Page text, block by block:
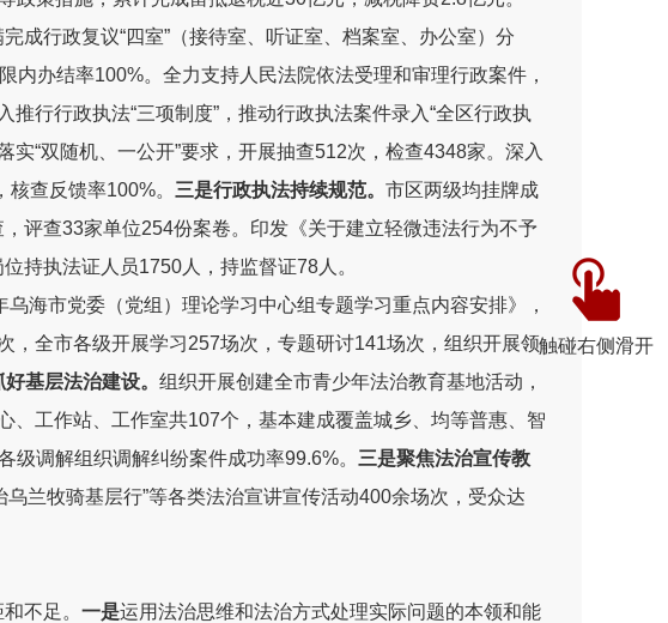
触碰右侧滑开
完成行政复议“四室”（接待室、听证室、档案室、办公室）分
内办结率100%。全力支持人民法院依法受理和审理行政案件，
推行行政执法“三项制度”，推动行政执法案件录入“全区行政执
实“双随机、一公开”要求 ， 开展抽查512次，检查4348家。深入
， 核查反馈率100%。 三是行政执法持续规范。 市区两级均挂牌成
评查33家单位254份案卷。 印发 《关于建立轻微违法行为不予
持执法证人员1750 人，持监督证78 人。
乌海市党委（党组）理论学习中心组专题学习重点内容安排》
，
， 全市各级开展学习257场次 ，专题研讨141场次，组织开展领
基层法治建设。 组织开展创建全市青少年法治教育基地活动，
、工作站、工作室共107个，基本建成覆盖城乡、均等普惠、智
级调解组织调解纠纷案件成功率99.6%。 三是聚焦法治宣传教
乌兰牧骑基层行”等各类法治宣讲宣传活动400余场次， 受众达
不足。 一是运用法治思维和法治方式处理实际问题的本领和能